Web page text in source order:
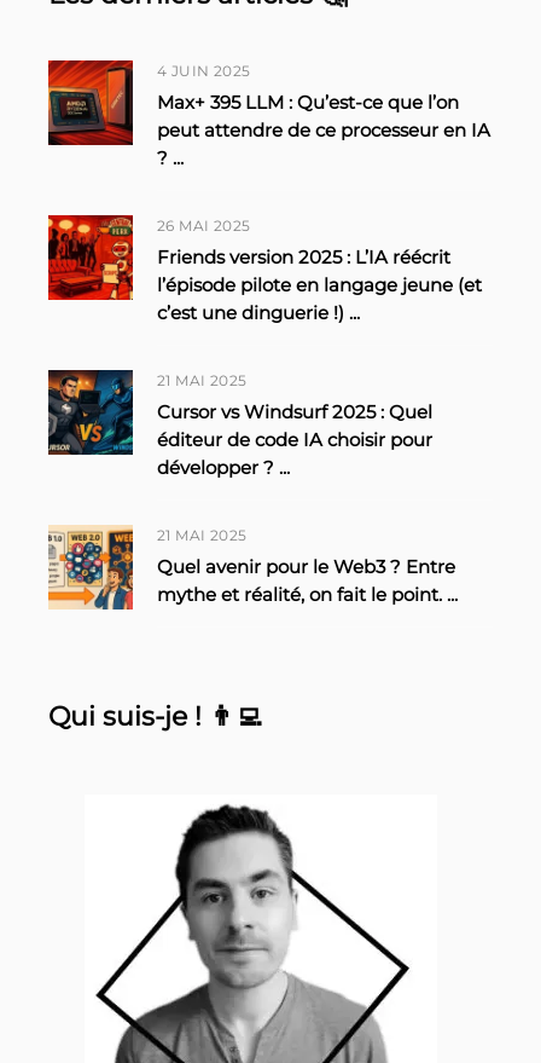
4 JUIN 2025
Max+ 395 LLM : Qu’est-ce que l’on
peut attendre de ce processeur en IA
? ...
26 MAI 2025
Friends version 2025 : L’IA réécrit
l’épisode pilote en langage jeune (et
c’est une dinguerie !) ...
21 MAI 2025
Cursor vs Windsurf 2025 : Quel
éditeur de code IA choisir pour
développer ? ...
21 MAI 2025
Quel avenir pour le Web3 ? Entre
mythe et réalité, on fait le point. ...
Qui suis-je ! 👨‍💻